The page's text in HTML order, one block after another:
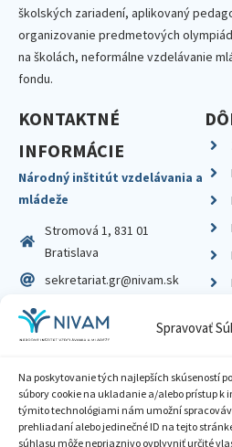
Spravovať
Na poskytovanie tých najlepších skúseností
súbory cookie na ukladanie a/alebo prístup k
týmito technológiami nám umožní
prehliadaní alebo jedinečné ID na tejto
súhlasu môže nepriaznivo ovplyvniť určité
školských zariadení, aplikovaný
organizovanie predmetových
na školách, neformálne vzdelávanie
fondu.
KONTAKTNÉ
INFORMÁCIE
Národný inštitút vzdelávania a
mládeže
Stromová 1, 831 01
Bratislava
sekretariat.gr@nivam.sk
IČO: 00164348
DIČ: 2020798714
Zásady ochrany